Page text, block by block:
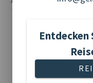
5*
Hotels
2 x
Entdecken